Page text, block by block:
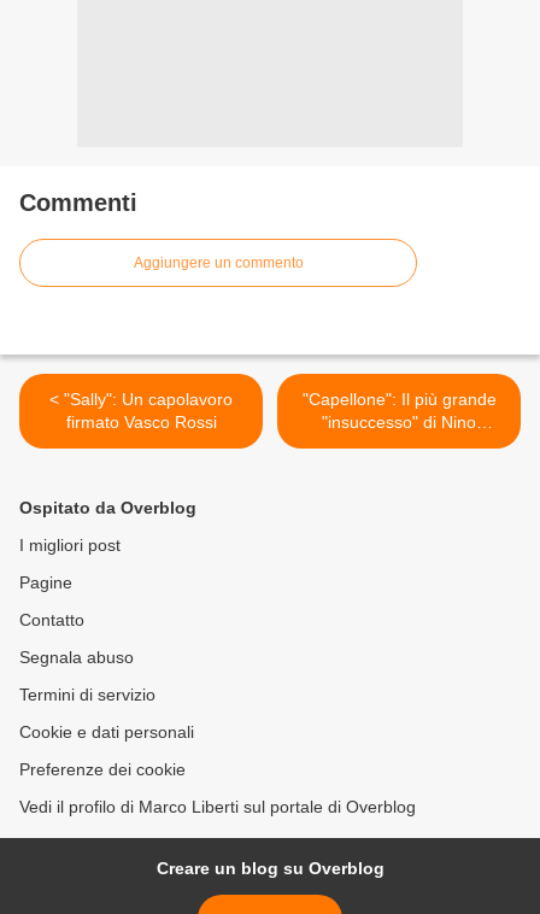
Commenti
Aggiungere un commento
< "Sally": Un capolavoro
firmato Vasco Rossi
"Capellone": Il più grande
"insuccesso" di Nino
D'Angelo >
Ospitato da Overblog
I migliori post
Pagine
Contatto
Segnala abuso
Termini di servizio
Cookie e dati personali
Preferenze dei cookie
Vedi il profilo di Marco Liberti sul portale di Overblog
Creare un blog su Overblog